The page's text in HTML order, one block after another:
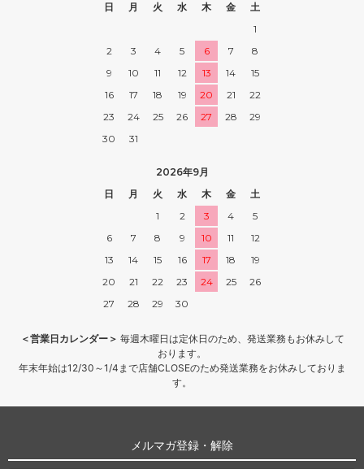
日
月 火 水 木 金
土
1
2
3 4 5 6 7
8
9
10 11 12 13 14
15
16
17 18 19 20 21
22
23
24 25 26 27 28
29
30
31
2026年9月
日
月 火 水 木 金
土
1
2 3 4
5
6
7 8 9 10 11
12
13
14 15 16 17 18
19
20
21 22 23 24 25
26
27
28 29 30
＜営業日カレンダー＞ 毎週木曜日は定休日のため、発送業務もお休みして
おります。
年末年始は12/30～1/4まで店舗CLOSEのため発送業務をお休みしておりま
す。
メルマガ登録・解除